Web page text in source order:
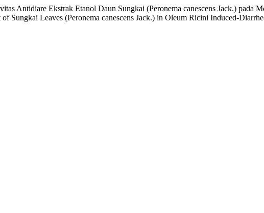
Antidiare Ekstrak Etanol Daun Sungkai (Peronema canescens Jack.) pada
Leaves (Peronema canescens Jack.) in Oleum Ricini Induced-